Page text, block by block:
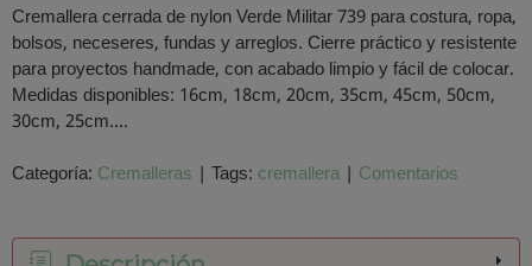
Cremallera cerrada de nylon Verde Militar 739 para costura, ropa,
bolsos, neceseres, fundas y arreglos. Cierre práctico y resistente
para proyectos handmade, con acabado limpio y fácil de colocar.
Medidas disponibles: 16cm, 18cm, 20cm, 35cm, 45cm, 50cm,
30cm, 25cm....
Categoría: Cremalleras | Tags: cremallera | Comentarios